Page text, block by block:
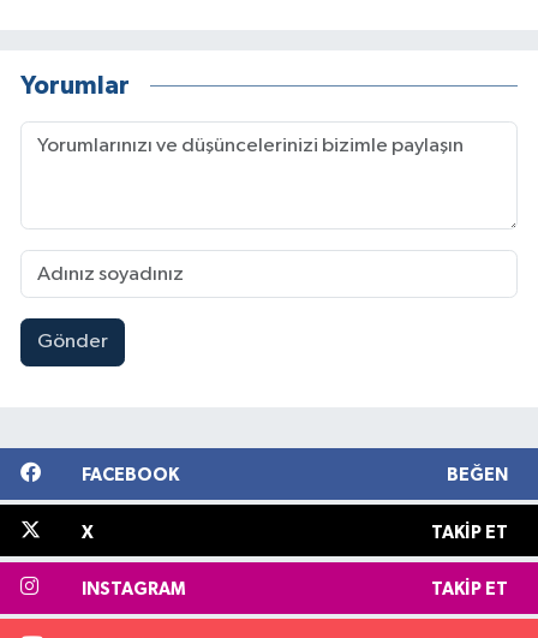
Yorumlar
Gönder
FACEBOOK BEĞEN
X TAKIP ET
INSTAGRAM TAKIP ET